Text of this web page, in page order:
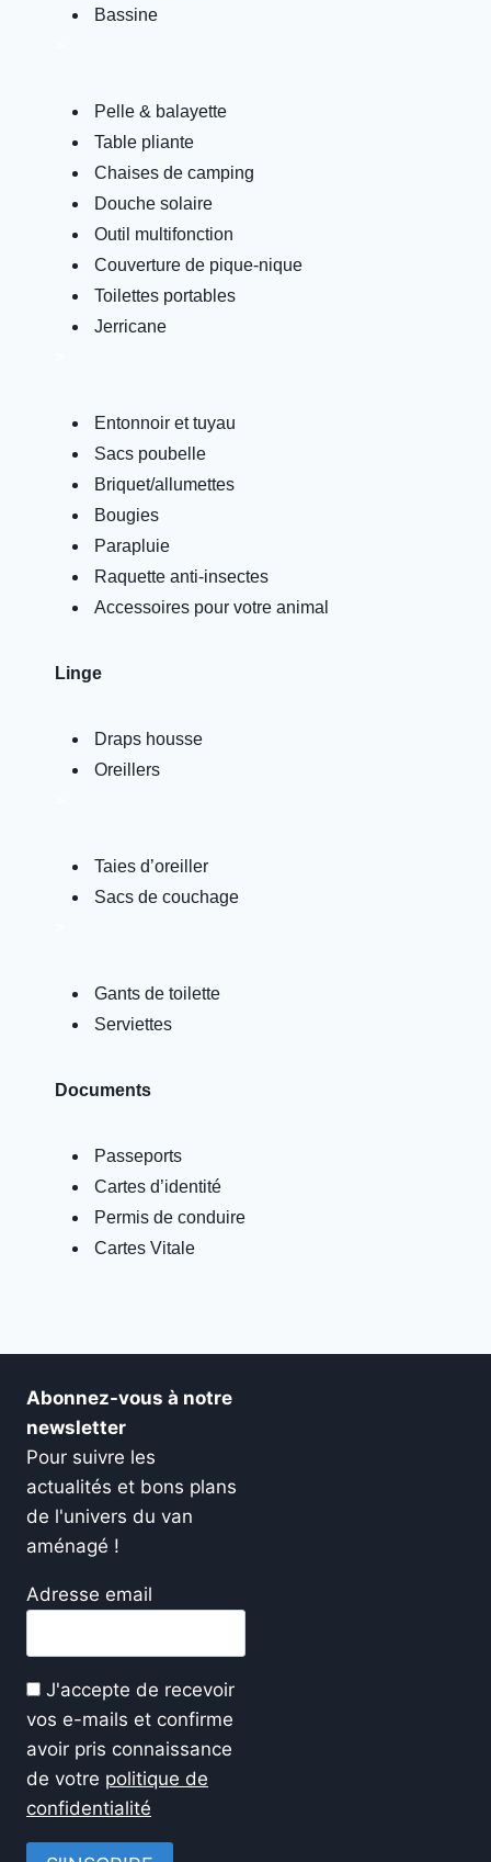
Bassine
Pelle & balayette
Table pliante
Chaises de camping
Douche solaire
Outil multifonction
Couverture de pique-nique
Toilettes portables
Jerricane
Entonnoir et tuyau
Sacs poubelle
Briquet/allumettes
Bougies
Parapluie
Raquette anti-insectes
Accessoires pour votre animal
Linge
Draps housse
Oreillers
Taies d’oreiller
Sacs de couchage
Gants de toilette
Serviettes
Documents
Passeports
Cartes d’identité
Permis de conduire
Cartes Vitale
Abonnez-vous à notre
newsletter
Pour suivre les
actualités et bons plans
de l'univers du van
aménagé !
Adresse email
J'accepte de recevoir
vos e-mails et confirme
avoir pris connaissance
de votre politique de
confidentialité